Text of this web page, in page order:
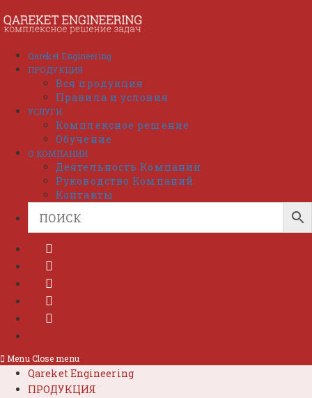
к
содержимому
Qareket Engineering
ПРОДУКЦИЯ
Вся продукция
Правила и условия
УСЛУГИ
Комплексное решение
Обучение
О КОМПАНИИ
Деятельность Компании
Руководство Компаний
Контакты
Menu Close menu
Qareket Engineering
ПРОДУКЦИЯ